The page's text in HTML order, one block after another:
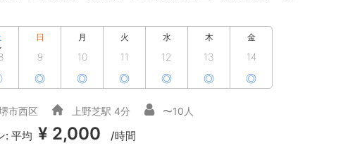
日
9
◎
月
10
◎
火
11
◎
水
12
◎
木
13
◎
金
14
◎
市西区 上野芝駅 4分 〜10人
:平均 ¥ 2,000 /時間